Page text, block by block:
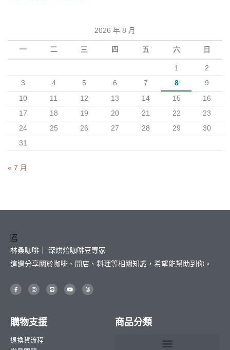
2026 年 8 月
一 二 三 四 五 六 日
1
2
3
4 5 6 7 8
9
10
11 12 13 14 15
16
17
18 19 20 21 22
23
24
25 26 27 28 29
30
31
« 7 月
林桑咖啡｜ 深烘焙咖啡豆專家
這邊分享關於咖啡、開店、料理等相關知識，希望能幫助到你。
F
a
c
o
k
-
I
n
s
r
a
m
L
i
n
Y
o
u
T
h
r
購物支援
退換貨流程
商品分類